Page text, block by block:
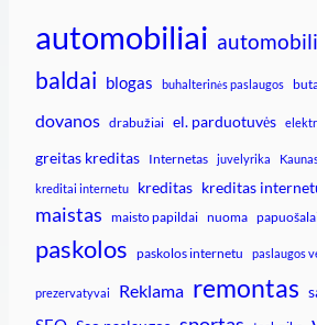
automobiliai
baldai blogas buhalterinės paslaugos
dovanos drabužiai el. parduotuvės
greitas kreditas Internetas juvelyrika
kreditai internetu kreditas kreditas
maistas maisto papildai nuoma
paskolos paskolos internetu paslaugos
prezervatyvai Reklama remontas